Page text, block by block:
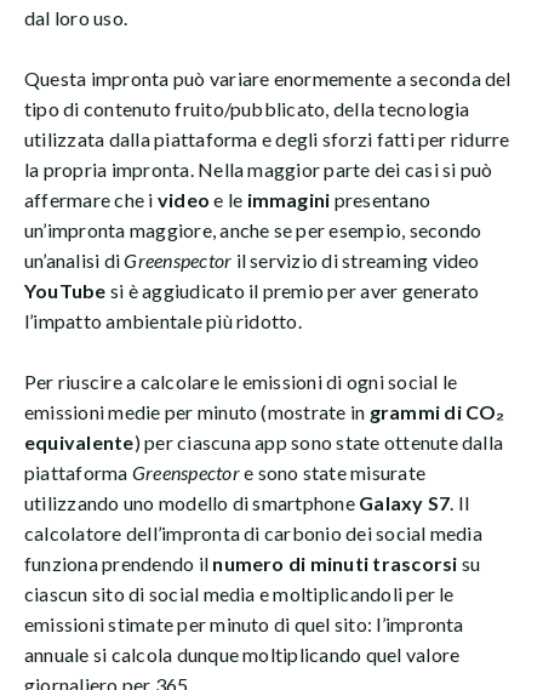
dal loro uso.
Questa impronta può variare enormemente a seconda del
tipo di contenuto fruito/pubblicato, della tecnologia
utilizzata dalla piattaforma e degli sforzi fatti per ridurre
la propria impronta. Nella maggior parte dei casi si può
affermare che i video e le immagini presentano
un’impronta maggiore, anche se per esempio, secondo
un’analisi diGreenspector il servizio di streaming video
YouTube si è aggiudicato il premio per aver generato
l’impatto ambientale più ridotto.
Per riuscire a calcolare le emissioni di ogni social le
emissioni medie per minuto (mostrate in grammi di CO₂
equivalente) per ciascuna app sono state ottenute dalla
piattaforma Greenspectore sono state misurate
utilizzando uno modello di smartphoneGalaxy S7. Il
calcolatore dell’impronta di carbonio dei social media
funziona prendendo il numero di minuti trascorsi su
ciascun sito di social media e moltiplicandoli per le
emissioni stimate per minuto di quel sito: l’impronta
annuale si calcola dunque moltiplicando quel valore
giornaliero per 365.